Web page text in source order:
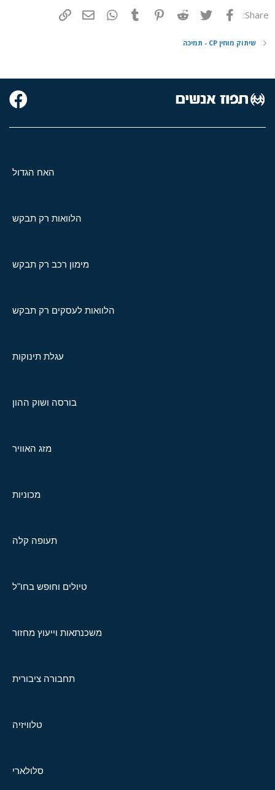
Share: פייסבוק Twitter
Reddit
Pinterest
Tumblr
WhatsAppדואר אלקטרוני
שיתוק מוחין CP - תמיכה
האח הגדול
הלוואות רק תבקש
מימון רכב רק תבקש
הלוואות לעסקים רק תבקש
עגלת תינוקות
בורסה ושוק ההון
מזג האוויר
מכוניות
תעופה קלה
טיולים וחופש בחו"ל
משכנתאות וייעוץ מחזור
תחבורה ציבורית
טלוויזיה
סלולארי